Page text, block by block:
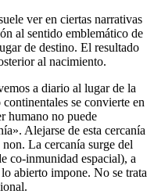
ver en ciertas narrativas
al sentido emblemático de
de destino. El resultado
al nacimiento.
a diario al lugar de la
se convierte en
humano no puede
Alejarse de esta cercanía
La cercanía surge del
co-inmunidad espacial), a
abierto impone. No se trata